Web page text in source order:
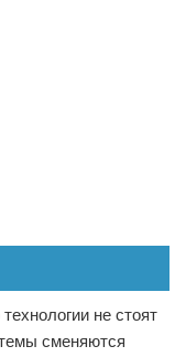
не стоят
сменяются